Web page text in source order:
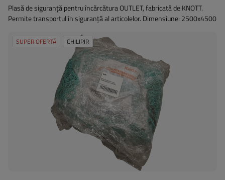
Plasă de siguranță pentru încărcătura OUTLET, fabricată de KNOTT.
Permite transportul în siguranță al articolelor. Dimensiune: 2500x4500
SUPER OFERTĂ CHILIPIR